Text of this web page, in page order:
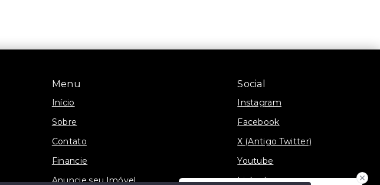
Menu
Início
Sobre
Contato
Financie
Anuncie seu Imóvel
Social
Instagram
Facebook
X (Antigo Twitter)
Youtube
Linkedin